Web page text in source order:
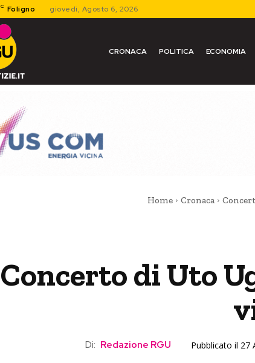
C Foligno giovedì, Agosto 6, 2026
CRONACA POLITICA ECONOMIA
Home Cronaca
Concerto di Uto
Di: Redazione RGU Pubblicato il 27